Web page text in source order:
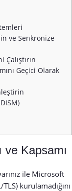
ve Senkronize
Geçici Olarak
ve Kapsamı
ile Microsoft
kurulamadığını